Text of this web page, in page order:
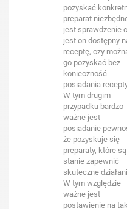
pozyskać
preparat
jest sprawdzenie
jest on dostępny
receptę, czy
go pozyskać bez
konieczność
posiadania
W tym drugim
przypadku bardzo
ważne jest
posiadanie
że pozyskuje się
preparaty, które
stanie zapewnić
skuteczne
W tym względzie
ważne jest
postawienie na